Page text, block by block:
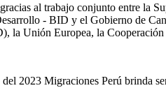
al trabajo conjunto entre la
- BID y el Gobierno de
la Unión Europea, la